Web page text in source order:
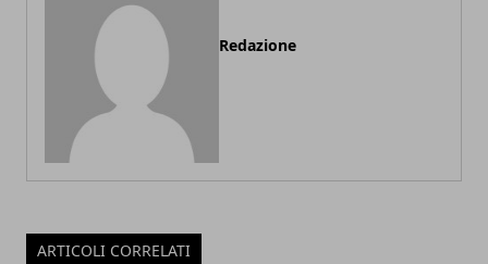
Redazione
ARTICOLI CORRELATI